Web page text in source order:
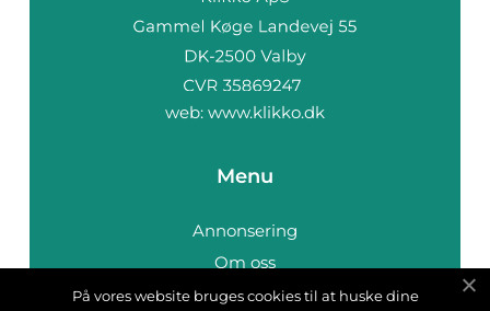
web: www.klikko.dk
Menu
Annonsering
Om oss
Cookies
På vores website bruges cookies til at huske dine